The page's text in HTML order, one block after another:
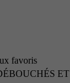
favoris